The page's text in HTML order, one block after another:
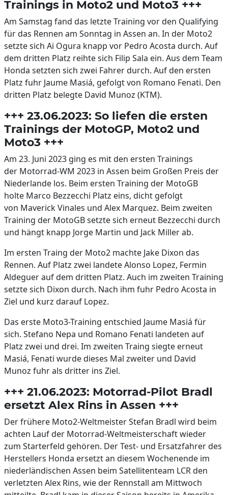
Trainings in Moto2 und Moto3 +++
Am Samstag fand das letzte Training vor den Qualifying
für das Rennen am Sonntag in Assen an. In der Moto2
setzte sich Ai Ogura knapp vor Pedro Acosta durch. Auf
dem dritten Platz reihte sich Filip Sala ein. Aus dem Team
Honda setzten sich zwei Fahrer durch. Auf den ersten
Platz fuhr Jaume Masiá, gefolgt von Romano Fenati. Den
dritten Platz belegte David Munoz (KTM).
+++ 23.06.2023: So liefen die ersten
Trainings der MotoGP, Moto2 und
Moto3 +++
Am 23. Juni 2023 ging es mit den ersten Trainings
der Motorrad-WM 2023 in Assen beim Großen Preis der
Niederlande los. Beim ersten Training der MotoGB
holte Marco Bezzecchi Platz eins, dicht gefolgt
von Maverick Vinales und Alex Marquez. Beim zweiten
Training der MotoGB setzte sich erneut Bezzecchi durch
und hängt knapp Jorge Martin und Jack Miller ab.
Im ersten Traing der Moto2 machte Jake Dixon das
Rennen. Auf Platz zwei landete Alonso Lopez, Fermin
Aldeguer auf dem dritten Platz. Auch im zweiten Training
setzte sich Dixon durch. Nach ihm fuhr Pedro Acosta in
Ziel und kurz darauf Lopez.
Das erste Moto3-Training entschied Jaume Masiá für
sich. Stefano Nepa und Romano Fenati landeten auf
Platz zwei und drei. Im zweiten Traing siegte erneut
Masiá, Fenati wurde dieses Mal zweiter und David
Munoz fuhr als dritter ins Ziel.
+++ 21.06.2023: Motorrad-Pilot Bradl
ersetzt Alex Rins in Assen +++
Der frühere Moto2-Weltmeister Stefan Bradl wird beim
achten Lauf der Motorrad-Weltmeisterschaft wieder
zum Starterfeld gehören. Der Test- und Ersatzfahrer des
Herstellers Honda ersetzt an diesem Wochenende im
niederländischen Assen beim Satellitenteam LCR den
verletzten Alex Rins, wie der Rennstall am Mittwoch